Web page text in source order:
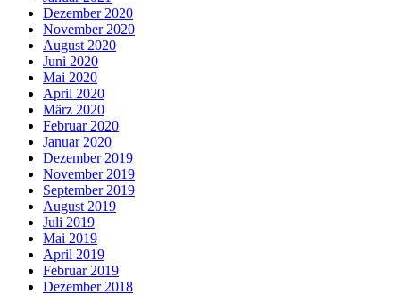
Dezember 2020
November 2020
August 2020
Juni 2020
Mai 2020
April 2020
März 2020
Februar 2020
Januar 2020
Dezember 2019
November 2019
September 2019
August 2019
Juli 2019
Mai 2019
April 2019
Februar 2019
Dezember 2018